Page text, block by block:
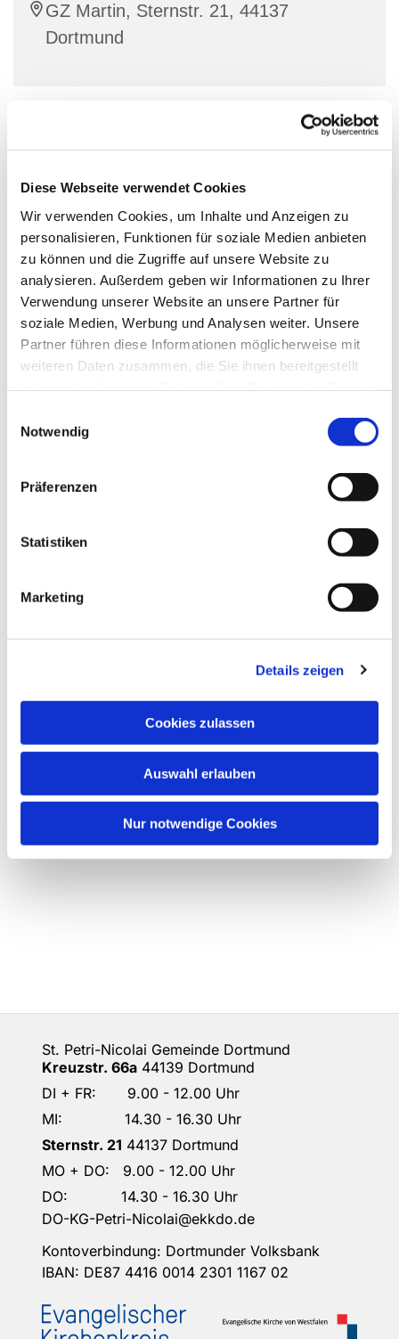
Diese Webseite verwendet Cookies
Wir verwenden Cookies, um Inhalte und Anzeigen zu
personalisieren, Funktionen für soziale Medien anbieten
zu können und die Zugriffe auf unsere Website zu
analysieren. Außerdem geben wir Informationen zu Ihrer
Verwendung unserer Website an unsere Partner für
soziale Medien, Werbung und Analysen weiter. Unsere
Partner führen diese Informationen möglicherweise mit
weiteren Daten zusammen, die Sie ihnen bereitgestellt
Notwendig
Präferenzen
Statistiken
Marketing
Details zeigen
Cookies zulassen
Auswahl erlauben
Nur notwendige Cookies
GZ Martin, Sternstr. 21, 44137
Dortmund
Dies könnte Sie auch
St. Petri-Nicolai Gemeinde Dortmund
Kreuzstr. 66a 44139 Dortmund
DI + FR: 9.00 - 12.00 Uhr
MI: 14.30 - 16.30 Uhr
Sternstr. 21 44137 Dortmund
MO + DO: 9.00 - 12.00 Uhr
DO: 14.30 - 16.30 Uhr
DO-KG-Petri-Nicolai@ekkdo.de
Kontoverbindung: Dortmunder Volksbank
IBAN: DE87 4416 0014 2301 1167 02